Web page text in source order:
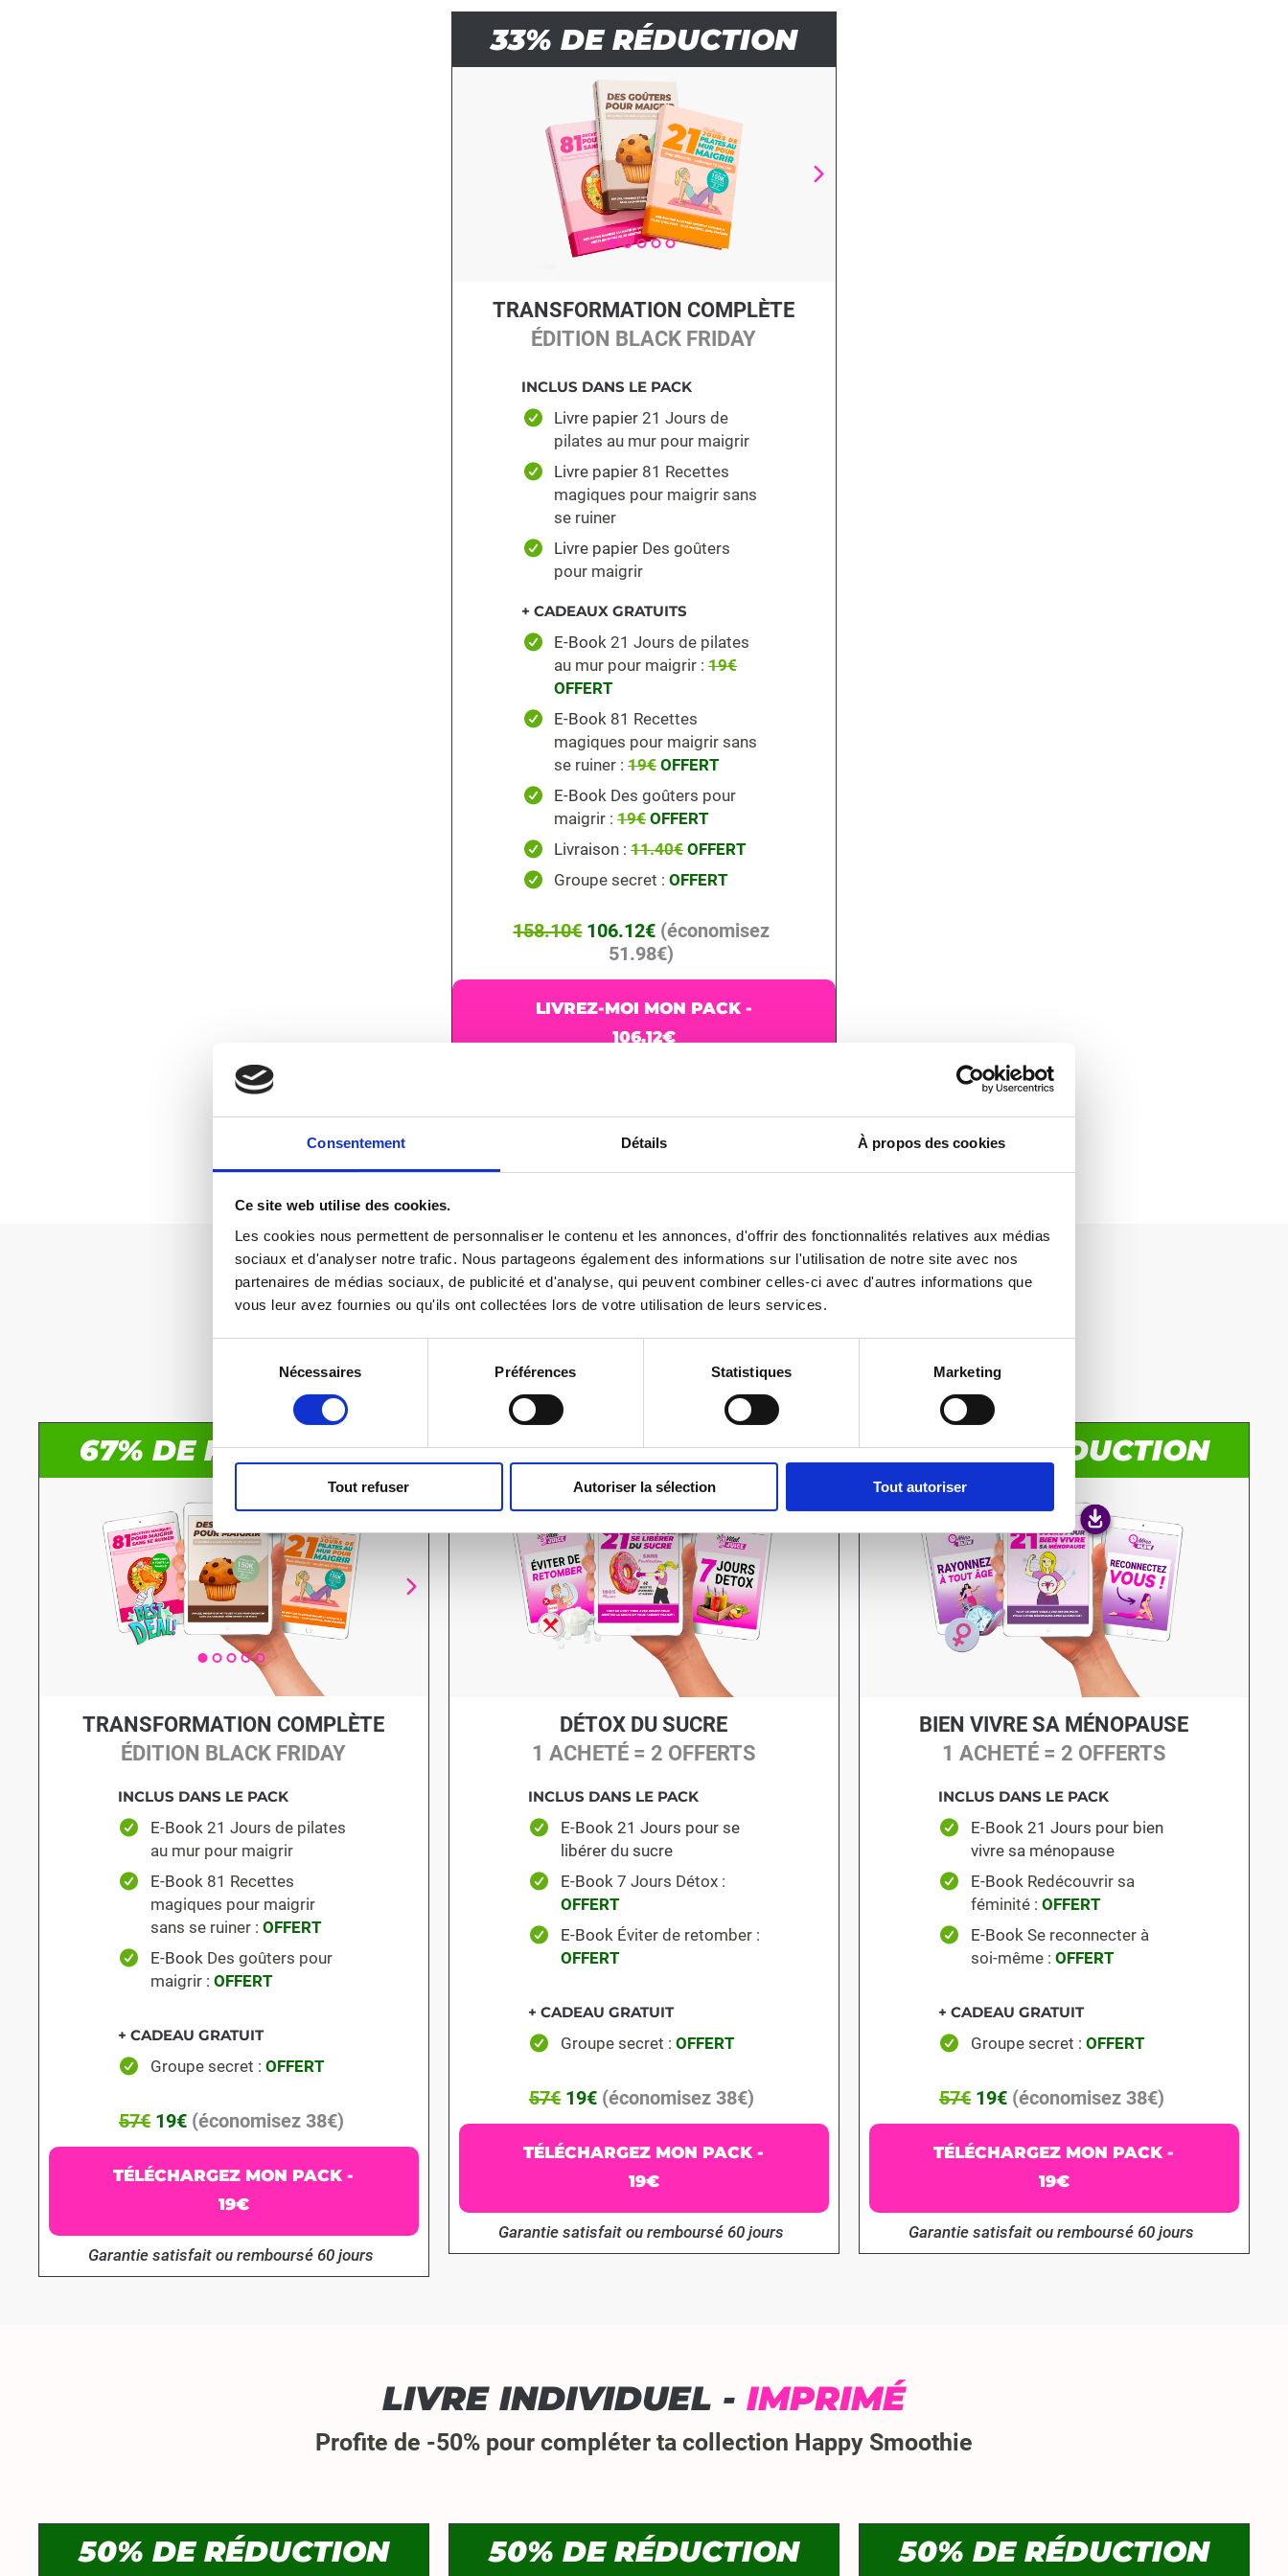
Consentement Détails À propos des cookies
Ce site web utilise des cookies.
Les cookies nous permettent de personnaliser le contenu et les annonces, d'offrir des fonctionnalités relatives aux médias
sociaux et d'analyser notre trafic. Nous partageons également des informations sur l'utilisation de notre site avec nos
partenaires de médias sociaux, de publicité et d'analyse, qui peuvent combiner celles-ci avec d'autres informations que
vous leur avez fournies ou qu'ils ont collectées lors de votre utilisation de leurs services.
consentement
Nécessaires Préférences Statistiques Marketing
Tout refuser Autoriser la sélection Tout autoriser
33% DE RÉDUCTION
TRANSFORMATION COMPLÈTE
ÉDITION BLACK FRIDAY
INCLUS DANS LE PACK
Livre papier21 Jours de
pilates au mur pour maigrir
Livre papier 81 Recettes
magiques pour maigrir sans
se ruiner
Livre papier Des goûters
pour maigrir
+ CADEAUX GRATUITS
E-Book21 Jours de pilates
au mur pour maigrir : 19€
OFFERT
E-Book 81 Recettes
magiques pour maigrir sans
se ruiner : 19€ OFFERT
E-Book Des goûters pour
maigrir : 19€ OFFERT
Livraison : 11.40€ OFFERT
Groupe secret : OFFERT
158.10€ 106.12€ (économisez
51.98€)
LIVREZ-MOI MON PACK -
106.12€
Le 26novembre le prix était de96,47€
PACKS E-BOOKS -1 ACHETÉ = 2 OFFERTS
Télécharge tes livres numériques maintenant, sans attendre la livraison
67% DE RÉDUCTION
TRANSFORMATION COMPLÈTE
ÉDITION BLACK FRIDAY
INCLUS DANS LE PACK
E-Book 21 Jours de pilates
au mur pour maigrir
E-Book 81 Recettes
magiques pour maigrir
sans se ruiner: OFFERT
E-Book Des goûters pour
maigrir : OFFERT
+ CADEAU GRATUIT
Groupe secret : OFFERT
57€ 19€ (économisez 38€)
TÉLÉCHARGEZ MON PACK -
19€
Garantie satisfait ou remboursé 60 jours
67% DE RÉDUCTION
DÉTOX DU SUCRE
1 ACHETÉ = 2 OFFERTS
INCLUS DANS LE PACK
E-Book 21 Jours pour se
libérer du sucre
E-Book 7 Jours Détox :
OFFERT
E-Book Éviter de retomber :
OFFERT
+ CADEAU GRATUIT
Groupe secret : OFFERT
57€ 19€ (économisez 38€)
TÉLÉCHARGEZ MON PACK -
19€
Garantie satisfait ou remboursé 60 jours
67% DE RÉDUCTION
BIEN VIVRE SA MÉNOPAUSE
1 ACHETÉ = 2 OFFERTS
INCLUS DANS LE PACK
E-Book 21 Jours pour bien
vivre sa ménopause
E-Book Redécouvrir sa
féminité : OFFERT
E-Book Se reconnecter à
soi-même : OFFERT
+ CADEAU GRATUIT
Groupe secret : OFFERT
57€ 19€ (économisez 38€)
TÉLÉCHARGEZ MON PACK -
19€
Garantie satisfait ou remboursé 60 jours
LIVRE INDIVIDUEL - IMPRIMÉ
Profite de -50% pour compléter ta collection Happy Smoothie
50% DE RÉDUCTION 50% DE RÉDUCTION 50% DE RÉDUCTION